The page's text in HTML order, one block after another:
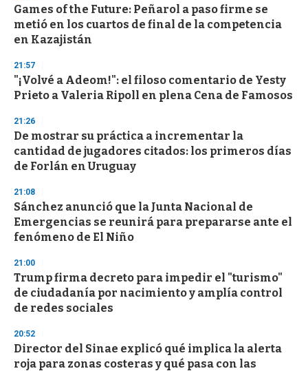
Games of the Future: Peñarol a paso firme se
metió en los cuartos de final de la competencia
en Kazajistán
21:57
"¡Volvé a Adeom!": el filoso comentario de Yesty
Prieto a Valeria Ripoll en plena Cena de Famosos
21:26
De mostrar su práctica a incrementar la
cantidad de jugadores citados: los primeros días
de Forlán en Uruguay
21:08
Sánchez anunció que la Junta Nacional de
Emergencias se reunirá para prepararse ante el
fenómeno de El Niño
21:00
Trump firma decreto para impedir el "turismo"
de ciudadanía por nacimiento y amplía control
de redes sociales
20:52
Director del Sinae explicó qué implica la alerta
roja para zonas costeras y qué pasa con las